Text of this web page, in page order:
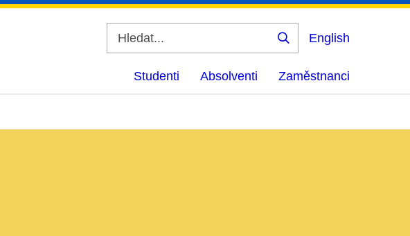
Vyhledat
English
Studenti Absolventi Zaměstnanci